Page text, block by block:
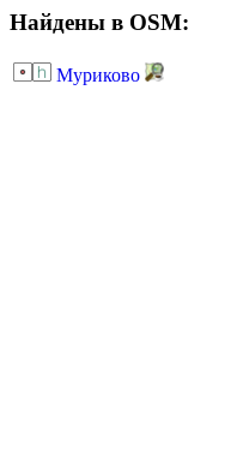
Найдены в OSM:
Муриково